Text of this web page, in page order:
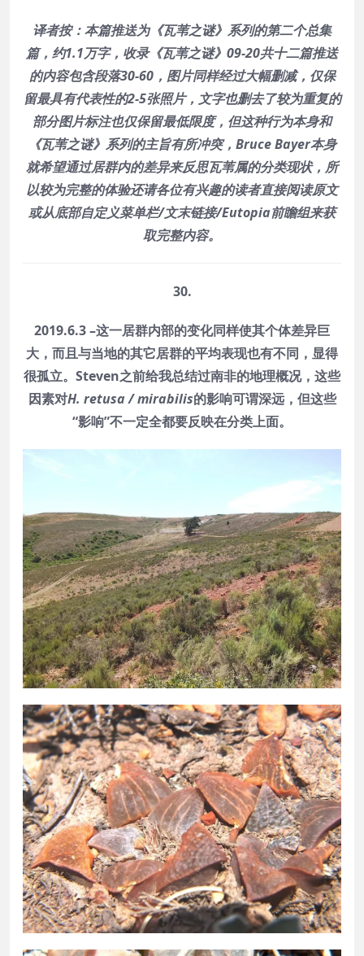
译者按：本篇推送为《瓦苇之谜》系列的第二个总集
篇，约1.1万字，收录《瓦苇之谜》09-20共十二篇推送
的内容包含段落30-60，图片同样经过大幅删减，仅保
留最具有代表性的2-5张照片，文字也删去了较为重复的
部分图片标注也仅保留最低限度，但这种行为本身和
《瓦苇之谜》系列的主旨有所冲突，Bruce Bayer本身
就希望通过居群内的差异来反思瓦苇属的分类现状，所
以较为完整的体验还请各位有兴趣的读者直接阅读原文
或从底部自定义菜单栏/文末链接/Eutopia前瞻组来获
取完整内容。
30.
2019.6.3 –这一居群内部的变化同样使其个体差异巨
大，而且与当地的其它居群的平均表现也有不同，显得
很孤立。Steven之前给我总结过南非的地理概况，这些
因素对H. retusa / mirabilis的影响可谓深远，但这些
“影响”不一定全都要反映在分类上面。